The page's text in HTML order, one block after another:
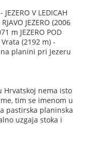
V LEDICAH
JEZERO (2006
m JEZERO POD
Vrata (2192 m) -
planini pri Jezeru
nema isto
tim se imenom u
pastirska planinska
uzgaja stoka i